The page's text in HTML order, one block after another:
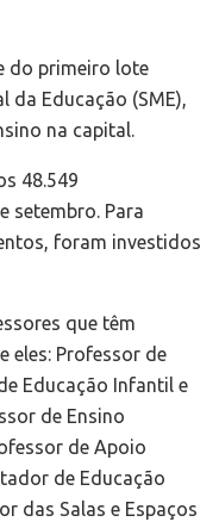
do primeiro lote
da Educação (SME),
na capital.
48.549
setembro. Para
foram investidos
que têm
eles: Professor de
Educação Infantil e
de Ensino
de Apoio
de Educação
das Salas e Espaços